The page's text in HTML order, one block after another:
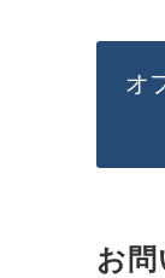
オ
お